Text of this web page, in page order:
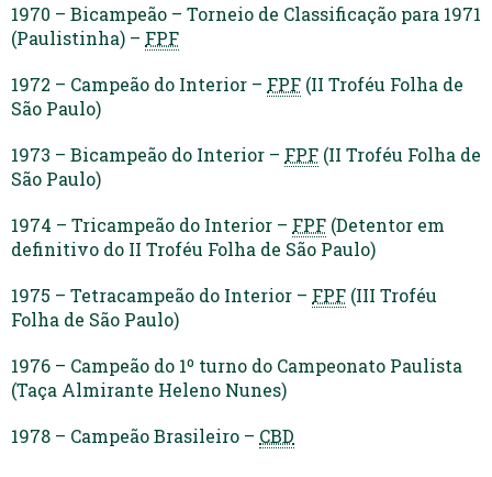
1970 – Bicampeão – Torneio de Classificação para 1971
(Paulistinha) – FPF
1972 – Campeão do Interior – FPF (II Troféu Folha de
São Paulo)
1973 – Bicampeão do Interior – FPF (II Troféu Folha de
São Paulo)
1974 – Tricampeão do Interior – FPF (Detentor em
definitivo do II Troféu Folha de São Paulo)
1975 – Tetracampeão do Interior – FPF (III Troféu
Folha de São Paulo)
1976 – Campeão do 1º turno do Campeonato Paulista
(Taça Almirante Heleno Nunes)
1978 – Campeão Brasileiro – CBD